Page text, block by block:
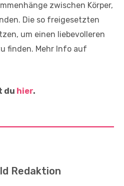
zwischen Körper,
Die so freigesetzten
um einen liebevolleren
finden. Mehr Info auf
du hier.
Redaktion